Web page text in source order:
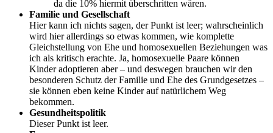
da die 10% hiermit überschritten wären.
Familie und Gesellschaft
Hier kann ich nichts sagen, der Punkt ist leer; wahrscheinlich
wird hier allerdings so etwas kommen, wie komplette
Gleichstellung von Ehe und homosexuellen Beziehungen was
ich als kritisch erachte. Ja, homosexuelle Paare können
Kinder adoptieren aber – und deswegen brauchen wir den
besonderen Schutz der Familie und Ehe des Grundgesetzes –
sie können eben keine Kinder auf natürlichem Weg
bekommen.
Gesundheitspolitik
Dieser Punkt ist leer.